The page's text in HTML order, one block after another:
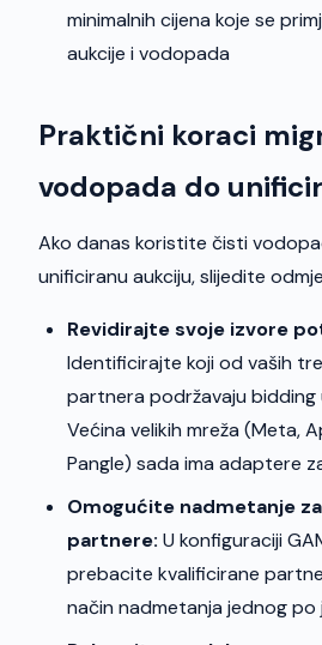
minimalnih cijena koje se
aukcije i vodopada
Praktični koraci
vodopada do
Ako danas koristite čisti
unificiranu aukciju, slijedite
Revidirajte svoje izvore
Identificirajte koji od vaših
partnera podržavaju bidding
Većina velikih mreža (Meta,
Pangle) sada ima adaptere
Omogućite nadmetanje
partnere: U konfiguraciji
prebacite kvalificirane
način nadmetanja jednog po